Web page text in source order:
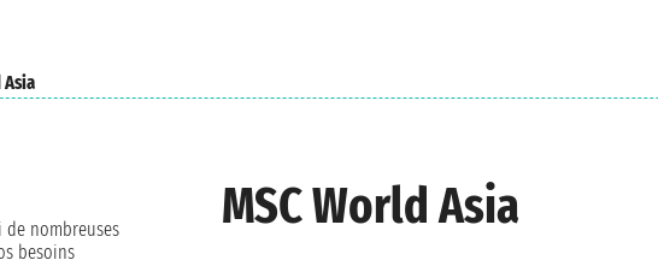
Asia
MSC World Asia
de nombreuses
besoins